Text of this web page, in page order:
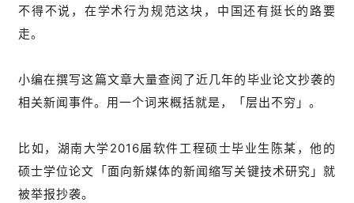
不得不说，在学术行为规范这块，中国还有挺长的路要
走。
小编在撰写这篇文章大量查阅了近几年的毕业论文抄袭的
相关新闻事件。用一个词来概括就是，「层出不穷」。
比如，湖南大学2016届软件工程硕士毕业生陈某，他的
硕士学位论文「面向新媒体的新闻缩写关键技术研究」就
被举报抄袭。